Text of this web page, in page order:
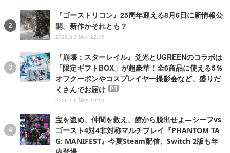
『ゴーストリコン』25周年迎える8月6日に新情報公
開。新作かそれとも？
2026.8.3 Mon 22:15
『崩壊：スターレイル』爻光とUGREENのコラボは
「限定ギフトBOX」が超豪華！全6商品に使える5％
オフクーポンやコスプレイヤー撮影会など、盛りだ
くさんでお届け
PR
2026.7.6 Mon 19:10
宝を盗め、仲間を救え、館から脱出せよ―シーフvs
ゴースト4対4非対称マルチプレイ『PHANTOM TA
G: MANIFEST』今夏Steam配信、Switch 2版も年